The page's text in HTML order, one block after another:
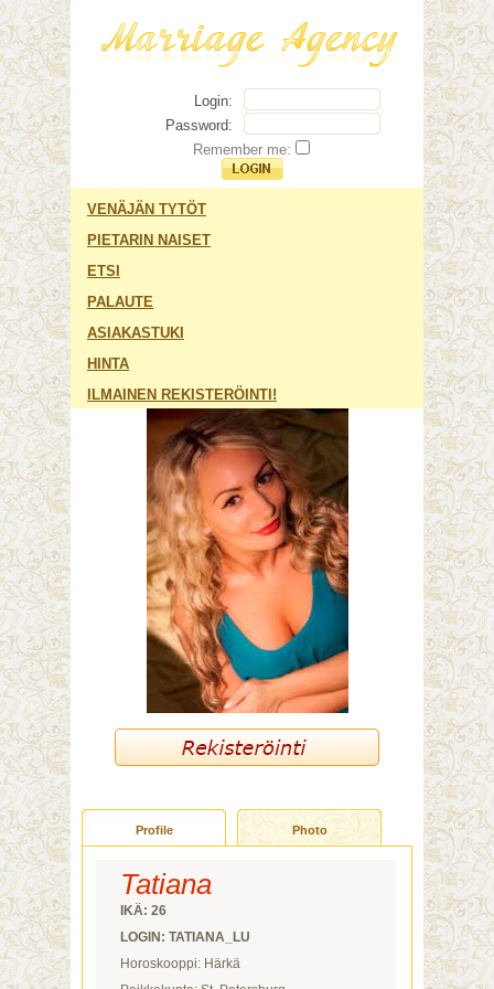
Login:
Password:
Remember me:
VENÄJÄN TYTÖT
PIETARIN NAISET
ETSI
PALAUTE
ASIAKASTUKI
HINTA
ILMAINEN REKISTERÖINTI!
Profile Photo
Tatiana
IKÄ: 26
LOGIN: TATIANA_LU
Horoskooppi: Härkä